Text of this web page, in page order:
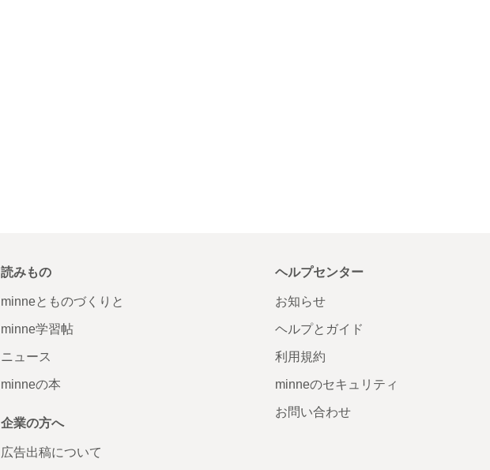
読みもの
minneとものづくりと
minne学習帖
ニュース
minneの本
企業の方へ
広告出稿について
ヘルプセンター
お知らせ
ヘルプとガイド
利用規約
minneのセキュリティ
お問い合わせ